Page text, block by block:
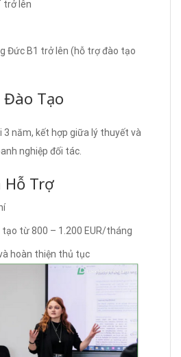
trở lên
Đức B1 trở lên (hỗ trợ đào tạo
Tạo
3 năm, kết hợp giữa lý thuyết và
nghiệp đối tác.
Hỗ Trợ
tạo từ 800 – 1.200 EUR/tháng
hoàn thiện thủ tục